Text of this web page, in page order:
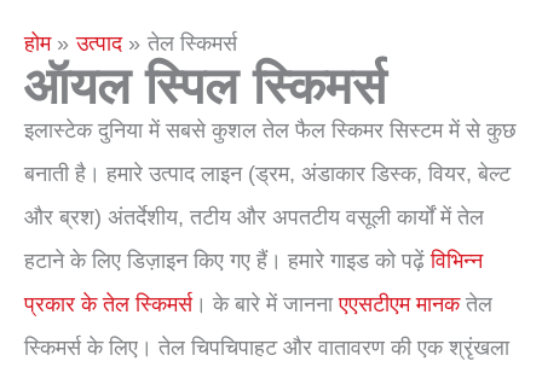
होम उत्पाद तेल स्किमर्स
ऑयल स्पिल स्किमर्स
इलास्टेक दुनिया में सबसे कुशल तेल फैल स्किमर सिस्टम में से कुछ
बनाती है। हमारे उत्पाद लाइन (ड्रम, अंडाकार डिस्क, वियर, बेल्ट
और ब्रश) अंतर्देशीय, तटीय और अपतटीय वसूली कार्यों में तेल
हटाने के लिए डिज़ाइन किए गए हैं। हमारे गाइड को पढ़ेंविभिन्न
प्रकार के तेल स्किमर्स। के बारे में जाननाएएसटीएम मानकतेल
स्किमर्स के लिए। तेल चिपचिपाहट और वातावरण की एक श्रृंखला